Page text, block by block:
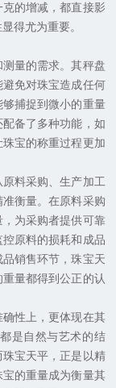
的增减，都直接影
得尤为重要。
量的需求。其秤盘
免对珠宝造成任何
捕捉到微小的重量
备了多种功能，如
宝的称重过程更加
料采购、生产加工
衡量。在原料采购
为采购者提供可靠
原料的损耗和成品
销售环节，珠宝天
量都得到公正的认
性上，更体现在其
是自然与艺术的结
宝天平，正是以精
的重量成为衡量其